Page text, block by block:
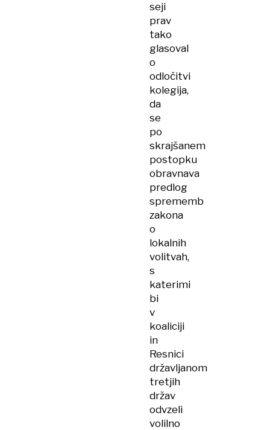
seji
prav
tako
glasoval
o
odločitvi
kolegija,
da
se
po
skrajšanem
postopku
obravnava
predlog
sprememb
zakona
o
lokalnih
volitvah,
s
katerimi
bi
v
koaliciji
in
Resnici
državljanom
tretjih
držav
odvzeli
volilno